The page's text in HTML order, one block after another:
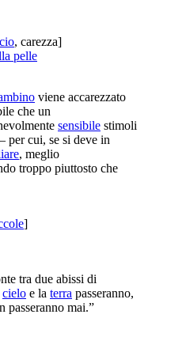
, carezza]
pelle
viene accarezzato
che un
sensibile stimoli
– per cui, se si deve in
, meglio
troppo piuttosto che
]
tra due abissi di
cielo e la terra passeranno,
passeranno mai.”